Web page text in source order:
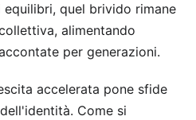
quel brivido rimane
alimentando
per generazioni.
accelerata pone sfide
Come si